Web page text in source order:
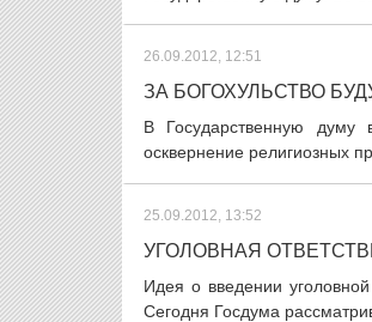
26.09.2012, 12:51
ЗА БОГОХУЛЬСТВО
В Государственную думу
осквернение религиозных
25.09.2012, 13:52
УГОЛОВНАЯ
Идея о введении
Сегодня Госдума